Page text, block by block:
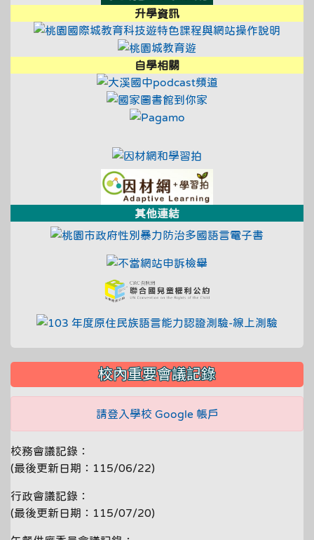
升學資訊
link to https://
link to https://
自學相關
link to https://
link to https://
link to https://
其他連結
校內重要會議記錄
請登入學校 Google 帳戶
校務會議記錄：
(最後更新日期：115/06/22)
行政會議記錄：
(最後更新日期：115/07/20)